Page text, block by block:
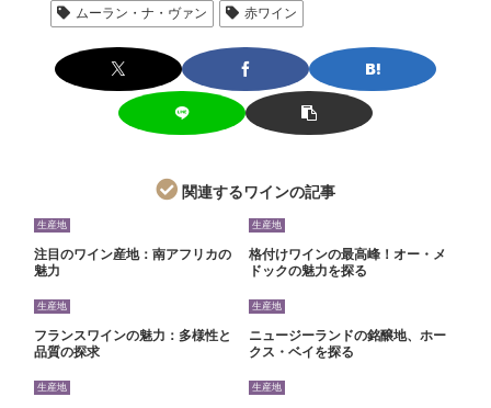
ムーラン・ナ・ヴァン
赤ワイン
関連するワインの記事
生産地
注目のワイン産地：南アフリカの
魅力
生産地
格付けワインの最高峰！オー・メ
ドックの魅力を探る
生産地
フランスワインの魅力：多様性と
品質の探求
生産地
ニュージーランドの銘醸地、ホー
クス・ベイを探る
生産地 生産地